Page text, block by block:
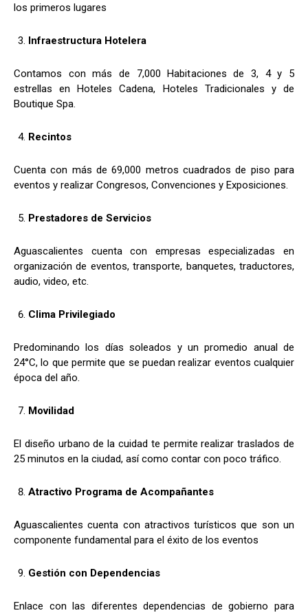
los primeros lugares
Infraestructura Hotelera
Contamos con más de 7,000 Habitaciones de 3, 4 y 5
estrellas en Hoteles Cadena, Hoteles Tradicionales y de
Boutique Spa.
Recintos
Cuenta con más de 69,000 metros cuadrados de piso para
eventos y realizar Congresos, Convenciones y Exposiciones.
Prestadores de Servicios
Aguascalientes cuenta con empresas especializadas en
organización de eventos, transporte, banquetes, traductores,
audio, video, etc.
Clima Privilegiado
Predominando los días soleados y un promedio anual de
24°C, lo que permite que se puedan realizar eventos cualquier
época del año.
Movilidad
El diseño urbano de la cuidad te permite realizar traslados de
25 minutos en la ciudad, así como contar con poco tráfico.
Atractivo Programa de Acompañantes
Aguascalientes cuenta con atractivos turísticos que son un
componente fundamental para el éxito de los eventos
Gestión con Dependencias
Enlace con las diferentes dependencias de gobierno para